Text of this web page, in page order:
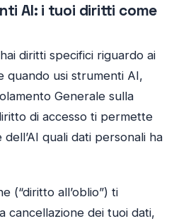
AI: i tuoi diritti come
diritti specifici riguardo ai
quando usi strumenti AI,
Generale sulla
di accesso ti permette
quali dati personali ha
(“diritto all’oblio”) ti
cancellazione dei tuoi dati,